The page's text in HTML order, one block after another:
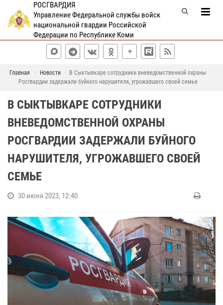
РОСГВАРДИЯ
Управление Федеральной службы войск
национальной гвардии Российской
Федерации по Республике Коми
Главная Новости
В Сыктывкаре сотрудники вневедомственной охраны
Росгвардии задержали буйного нарушителя, угрожавшего своей семье
В СЫКТЫВКАРЕ СОТРУДНИКИ
ВНЕВЕДОМСТВЕННОЙ ОХРАНЫ
РОСГВАРДИИ ЗАДЕРЖАЛИ БУЙНОГО
НАРУШИТЕЛЯ, УГРОЖАВШЕГО СВОЕЙ
СЕМЬЕ
30 июня 2023, 12:40